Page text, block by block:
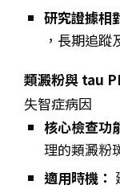
研究證據相
，長期追
類澱粉與 tau
失智症病因
核心檢查功
理的類澱粉
適用時機：